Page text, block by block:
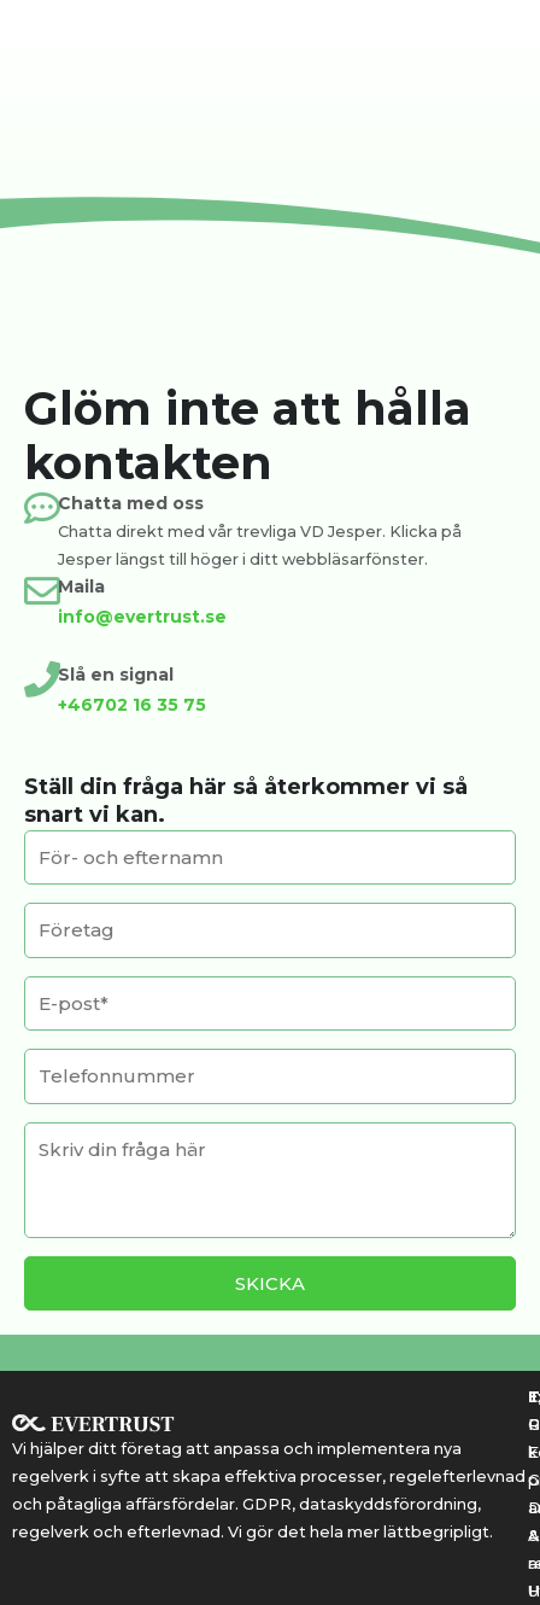
Glöm inte att hålla
kontakten
Chatta med oss
Chatta direkt med vår trevliga VD Jesper. Klicka på
Jesper längst till höger i ditt webbläsarfönster.
Maila
info@evertrust.se
Slå en signal
+46702 16 35 75
Ställ din fråga här så återkommer vi så
snart vi kan.
Vi hjälper ditt företag att anpassa och implementera nya
regelverk i syfte att skapa effektiva processer, regelefterlevnad
och påtagliga affärsfördelar. GDPR, dataskyddsförordning,
regelverk och efterlevnad. Vi gör det hela mer lättbegripligt.
&